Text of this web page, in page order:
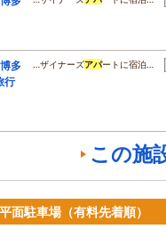
多
行
…ザイナーズアパートに宿泊…
この施
面駐車場（有料先着順）